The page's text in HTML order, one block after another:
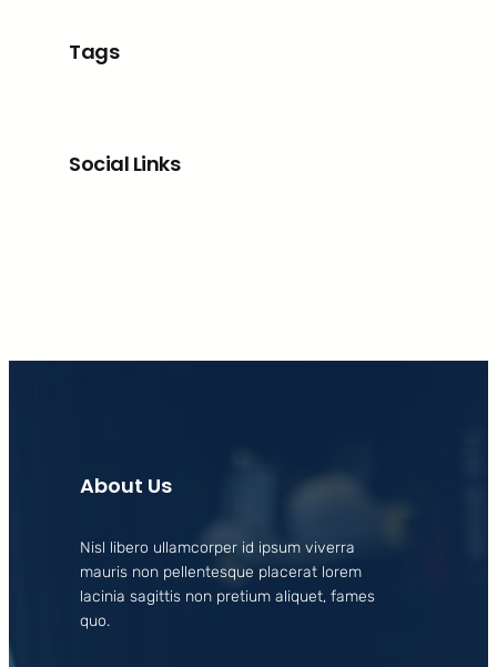
Tags
Social Links
About Us
Nisl libero ullamcorper id ipsum viverra
mauris non pellentesque placerat lorem
lacinia sagittis non pretium aliquet, fames
quo.